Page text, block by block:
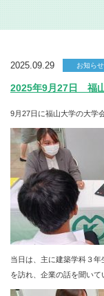
2025.09.29 お知らせ
2025年9月27日 福
9月27日に福山大学の大学
当日は、主に建築学科３
を訪れ、企業の話を聞いて